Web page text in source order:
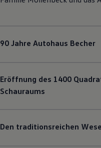
Handy und
Digitale
Live
Magazin
90 Jahre Autohaus Becher
Eröffnung des 1400
Schauraums
Den traditionsreichen